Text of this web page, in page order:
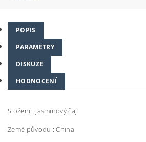
POPIS
PARAMETRY
DISKUZE
HODNOCENÍ
Složení : jasmínový čaj
Země původu : China